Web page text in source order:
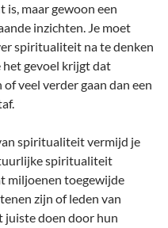
maar gewoon een
inzichten. Je moet
spiritualiteit na te denken
het gevoel krijgt dat
veel verder gaan dan een
spiritualiteit vermijd je
spiritualiteit
miljoenen toegewijde
zijn of leden van
juiste doen door hun